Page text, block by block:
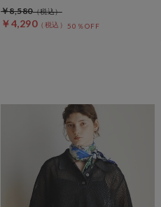
￥4,290 50％OFF
￥8,580